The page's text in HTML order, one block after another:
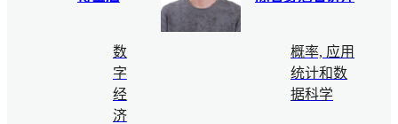
数
字
经
济
概率, 应用
统计和数
据科学